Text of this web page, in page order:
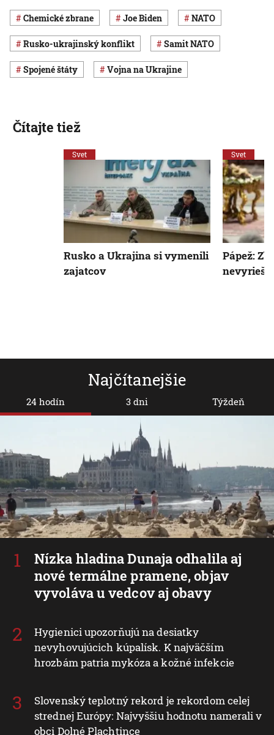
chemické zbrane Joe Biden NATO
rusko-ukrajinský konflikt samit NATO
Spojené štáty vojna na Ukrajine
Najčítanejšie
24 hodín
Nízka hladina Dunaja odhalila aj
nové termálne pramene, objav
vyvoláva u vedcov aj obavy
Hygienici upozorňujú na desiatky
nevyhovujúcich kúpalísk. K najväčším
hrozbám patria mykóza a kožné infekcie
Slovenský teplotný rekord je rekordom celej
strednej Európy: Najvyššiu hodnotu namerali v
obci Dolné Plachtince
3 dni Týždeň
Čítajte tiež
Svet
Rusko a Ukrajina si vymenili
zajatcov
Svet
Pápež:
nevyrieši